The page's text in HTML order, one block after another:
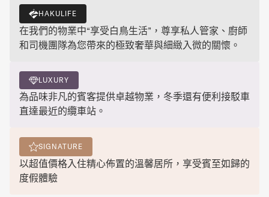
HAKULIFE
在我們的物業中“享受白鳥生活”，尊享私人管家、廚師
和司機團隊為您帶來的極致奢華與細緻入微的關懷。
LUXURY
為品味非凡的賓客提供卓越物業，冬季還有便利接駁車
直達最近的纜車站。
SIGNATURE
以超值價格入住精心佈置的溫馨居所，享受賓至如歸的
度假體驗